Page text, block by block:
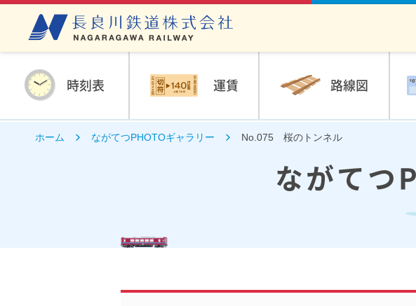
時刻表 運賃 路線図
ホーム ながてつPHOTOギャラリー No.075 桜のトンネル
ながてつ